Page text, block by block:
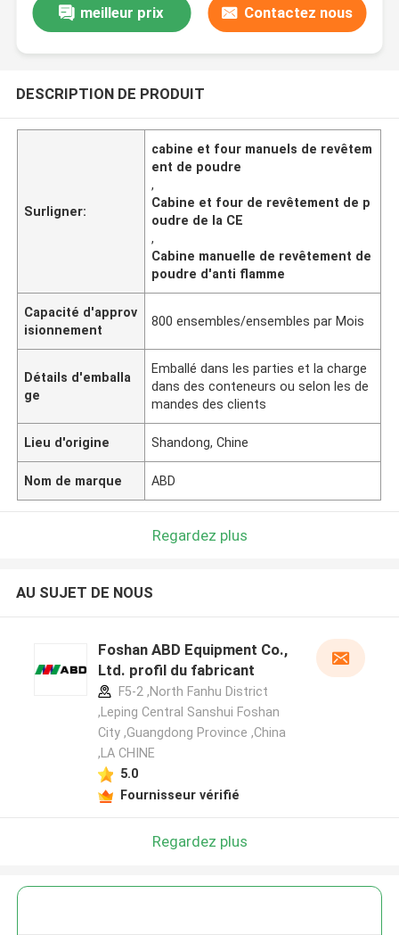
Laisser un message
Nous vous rappellerons bientôt!
meilleur prix Contactez nous
DESCRIPTION DE PRODUIT
Surligner:
cabine et four manuels de revêtem
ent de poudre
,
Cabine et four de revêtement de p
oudre de la CE
,
Cabine manuelle de revêtement de
poudre d'anti flamme
Capacité d'approv
isionnement
800 ensembles/ensembles par Mois
Détails d'emballa
ge
Emballé dans les parties et la charge
dans des conteneurs ou selon les de
mandes des clients
Lieu d'origine Shandong, Chine
Nom de marque ABD
Regardez plus
AU SUJET DE NOUS
Foshan ABD Equipment Co.,
Ltd. profil du fabricant
F5-2 ,North Fanhu District
,Leping Central Sanshui Foshan
City ,Guangdong Province ,China
,LA CHINE
5.0
Fournisseur vérifié
Regardez plus